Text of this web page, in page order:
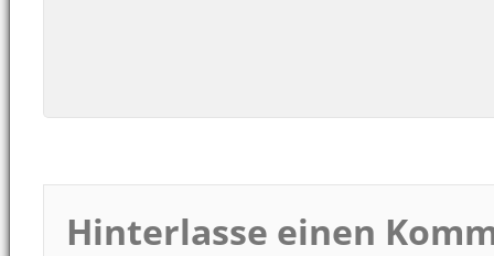
Hinterlasse einen